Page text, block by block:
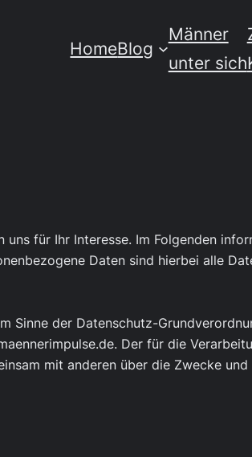
HomeBlog
Männer
unter sich
uns für Ihr Interesse. Im Folgenden
Daten sind hierbei alle
der Datenschutz-
Der für die
mit anderen über die Zwecke